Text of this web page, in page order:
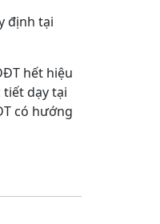
định tại
hết hiệu
dạy tại
có hướng